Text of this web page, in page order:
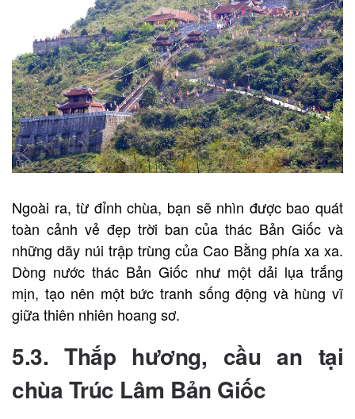
Ngoài ra, từ đỉnh chùa, bạn sẽ nhìn được bao quát
toàn cảnh vẻ đẹp trời ban của thác Bản Giốc và
những dãy núi trập trùng của Cao Bằng phía xa xa.
Dòng nước thác Bản Giốc như một dải lụa trắng
mịn, tạo nên một bức tranh sống động và hùng vĩ
giữa thiên nhiên hoang sơ.
5.3. Thắp hương, cầu an tại
chùa Trúc Lâm Bản Giốc